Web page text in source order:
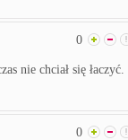
0
nie chciał się łaczyć.
0